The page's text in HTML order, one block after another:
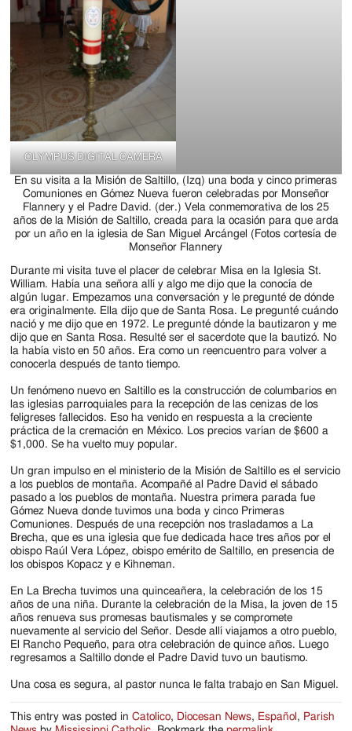
OLYMPUS DIGITAL CAMERA
En su visita a la Misión de Saltillo, (Izq) una boda y cinco primeras
Comuniones en Gómez Nueva fueron celebradas por Monseñor
Flannery y el Padre David. (der.) Vela conmemorativa de los 25
años de la Misión de Saltillo, creada para la ocasión para que arda
por un año en la iglesia de San Miguel Arcángel (Fotos cortesía de
Monseñor Flannery
Durante mi visita tuve el placer de celebrar Misa en la Iglesia St.
William. Había una señora allí y algo me dijo que la conocía de
algún lugar. Empezamos una conversación y le pregunté de dónde
era originalmente. Ella dijo que de Santa Rosa. Le pregunté cuándo
nació y me dijo que en 1972. Le pregunté dónde la bautizaron y me
dijo que en Santa Rosa. Resulté ser el sacerdote que la bautizó. No
la había visto en 50 años. Era como un reencuentro para volver a
conocerla después de tanto tiempo.
Un fenómeno nuevo en Saltillo es la construcción de columbarios en
las iglesias parroquiales para la recepción de las cenizas de los
feligreses fallecidos. Eso ha venido en respuesta a la creciente
práctica de la cremación en México. Los precios varían de $600 a
$1,000. Se ha vuelto muy popular.
Un gran impulso en el ministerio de la Misión de Saltillo es el servicio
a los pueblos de montaña. Acompañé al Padre David el sábado
pasado a los pueblos de montaña. Nuestra primera parada fue
Gómez Nueva donde tuvimos una boda y cinco Primeras
Comuniones. Después de una recepción nos trasladamos a La
Brecha, que es una iglesia que fue dedicada hace tres años por el
obispo Raúl Vera López, obispo emérito de Saltillo, en presencia de
los obispos Kopacz y e Kihneman.
En La Brecha tuvimos una quinceañera, la celebración de los 15
años de una niña. Durante la celebración de la Misa, la joven de 15
años renueva sus promesas bautismales y se compromete
nuevamente al servicio del Señor. Desde allí viajamos a otro pueblo,
El Rancho Pequeño, para otra celebración de quince años. Luego
regresamos a Saltillo donde el Padre David tuvo un bautismo.
Una cosa es segura, al pastor nunca le falta trabajo en San Miguel.
This entry was posted inCatolico, Diocesan News, Español , Parish